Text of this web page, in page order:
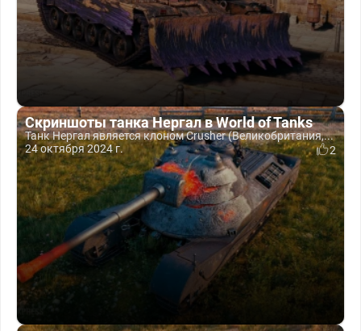
Скриншоты танка Нергал в World of Tanks
Танк Нергал является клоном Crusher (Великобритания,...
24 октября 2024 г.
2